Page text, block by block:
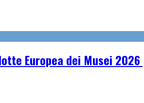
Notte Europea dei Musei